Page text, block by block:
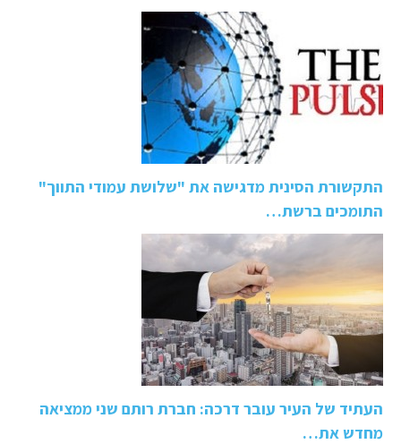
התקשורת הסינית מדגישה את "שלושת עמודי התווך"
התומכים ברשת…
העתיד של העיר עובר דרכה: חברת רותם שני ממציאה
מחדש את…